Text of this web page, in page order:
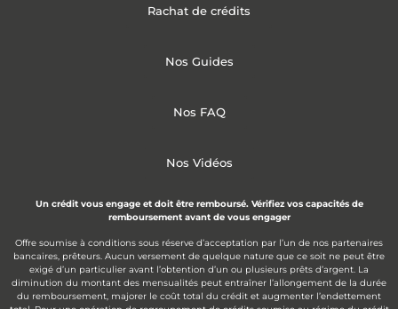
Rachat de crédits
Nos Guides
Nos FAQ
Nos Vidéos
Un crédit vous engage et doit être remboursé. Vérifiez vos capacités de
remboursement avant de vous engager
Offre soumise à conditions sous réserve d’acceptation par l’un de nos partenaires
bancaires, prêteurs. Aucun versement de quelque nature que ce soit ne peut être
exigé d’un particulier avant l’obtention d’un ou plusieurs prêts d’argent. La
diminution du montant des mensualités peut entraîner l’allongement de la durée
du remboursement, majorer le coût total du crédit et augmenter l’endettement